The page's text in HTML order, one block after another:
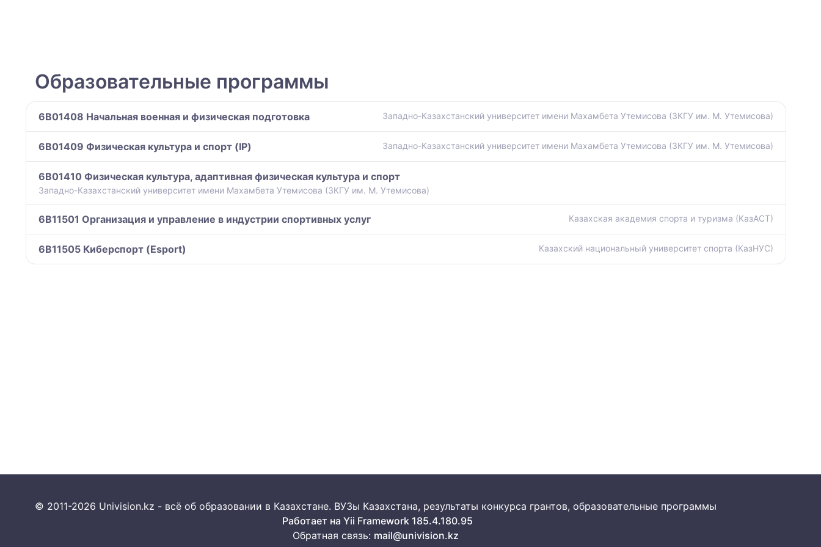
Образовательные программы
6B01408 Начальная военная и физическая подготовка Западно-Казахстанский университет имени Махамбета Утемисова (ЗКГУ им. М. Утемисова)
6B01409 Физическая культура и спорт (IP) Западно-Казахстанский университет имени Махамбета Утемисова (ЗКГУ им. М. Утемисова)
6B01410 Физическая культура, адаптивная физическая культура и спорт
Западно-Казахстанский университет имени Махамбета Утемисова (ЗКГУ им. М. Утемисова)
6B11501 Организация и управление в индустрии спортивных услуг Казахская академия спорта и туризма (КазАСТ)
6B11505 Киберспорт (Esport) Казахский национальный университет спорта (КазНУС)
© 2011-2026 Univision.kz - всё об образовании в Казахстане. ВУЗы Казахстана, результаты конкурса грантов, образовательные программы
Работает на Yii Framework 185.4.180.95
Обратная связь: mail@univision.kz